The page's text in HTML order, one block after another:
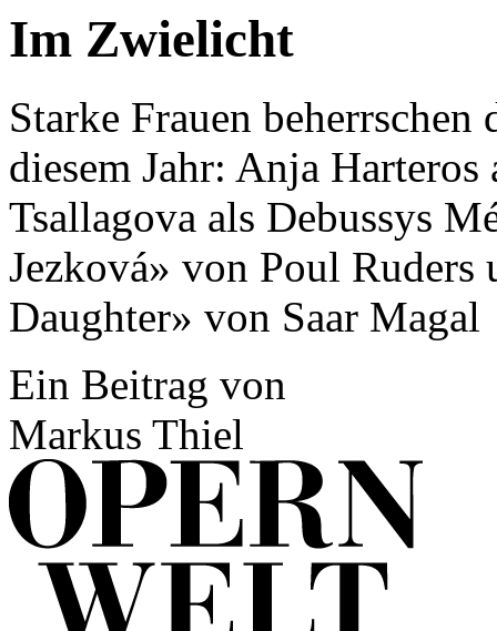
Im Zwielicht
Starke Frauen
diesem Jahr: Anja Harteros
Tsallagova als Debussys
Jezková» von Poul Ruders
Daughter» von Saar Magal
Ein Beitrag von
Markus Thiel